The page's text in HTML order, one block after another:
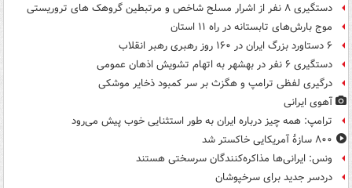
دستگیری ۸ نفر از اشرار مسلح شاخص و مرتبطین گروهک های تروریستی
موج بارش‌های تابستانه در راه ۱۱ استان
۶ دستاورد بزرگ ایران در ۱۶۰ روز رهبری رهبر انقلاب
دستگیری ۶ نفر در بهشهر به اتهام تشویش اذهان عمومی
درگیری لفظی ترامپ و هگزث بر سر کمبود ذخایر موشکی
آهوی ایرانی
ترامپ: همه چیز درباره ایران به طور استثنایی خوب پیش می‌رود
۸۰۰ سازۀ آمریکایی خاکستر شد
ونس: ایرانی‌ها مذاکره‌کنندگان سرسختی هستند
دردسر جدید برای سرخپوشان